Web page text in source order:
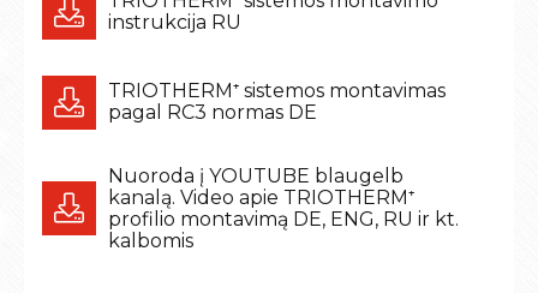
instrukcija RU
TRIOTHERM⁺ sistemos montavimas
pagal RC3 normas DE
Nuoroda į YOUTUBE blaugelb
kanalą. Video apie TRIOTHERM⁺
profilio montavimą DE, ENG, RU ir kt.
kalbomis